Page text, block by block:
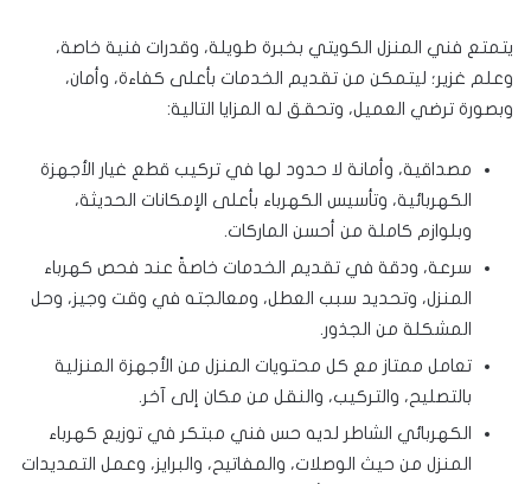
يتمتع فني المنزل الكويتي بخبرة طويلة، وقدرات فنية خاصة،
وعلم غزير؛ ليتمكن من تقديم الخدمات بأعلى كفاءة، وأمان،
وبصورة ترضي العميل، وتحقق له المزايا التالية:
مصداقية، وأمانة لا حدود لها في تركيب قطع غيار الأجهزة
الكهربائية، وتأسيس الكهرباء بأعلى الإمكانات الحديثة،
وبلوازم كاملة من أحسن الماركات.
سرعة، ودقة في تقديم الخدمات خاصةً عند فحص كهرباء
المنزل، وتحديد سبب العطل، ومعالجته في وقت وجيز، وحل
المشكلة من الجذور.
تعامل ممتاز مع كل محتويات المنزل من الأجهزة المنزلية
بالتصليح، والتركيب، والنقل من مكان إلى آخر.
الكهربائي الشاطر لديه حس فني مبتكر في توزيع كهرباء
المنزل من حيث الوصلات، والمفاتيح، والبرايز، وعمل التمديدات